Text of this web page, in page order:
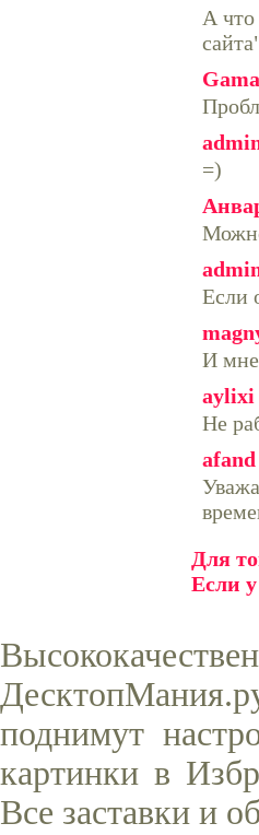
А что
=)
Если
И мне
aylixi
Не
afand
Для
Если
поднимут
картинки в
Все заставки и